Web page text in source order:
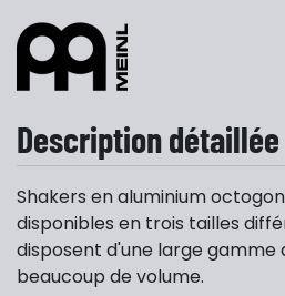
Description détaillée
Shakers en aluminium
disponibles en trois tailles
disposent d'une large gamme
beaucoup de volume.